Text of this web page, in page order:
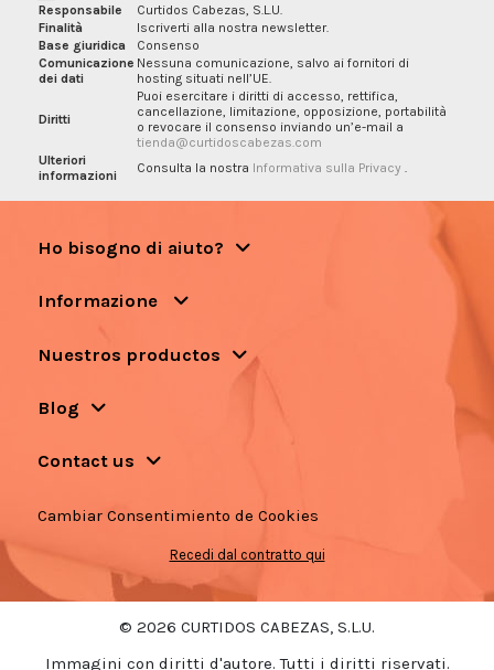
Responsabile
Curtidos Cabezas, S.L.U.
Finalità
Iscriverti alla nostra newsletter.
Base giuridica
Consenso
Comunicazione
dei dati
Nessuna comunicazione, salvo ai fornitori di
hosting situati nell’UE.
Diritti
Puoi esercitare i diritti di accesso, rettifica,
cancellazione, limitazione, opposizione, portabilità
o revocare il consenso inviando un’e-mail a
tienda@curtidoscabezas.com
Ulteriori
informazioni
Consulta la nostra Informativa sulla Privacy
Ho bisogno di aiuto?
Informazione
Nuestros productos
Blog
Contact us
Cambiar Consentimiento de Cookies
Recedi dal contratto qui
© 2026 CURTIDOS CABEZAS, S.L.U.
Immagini con diritti d'autore. Tutti i diritti riservati.